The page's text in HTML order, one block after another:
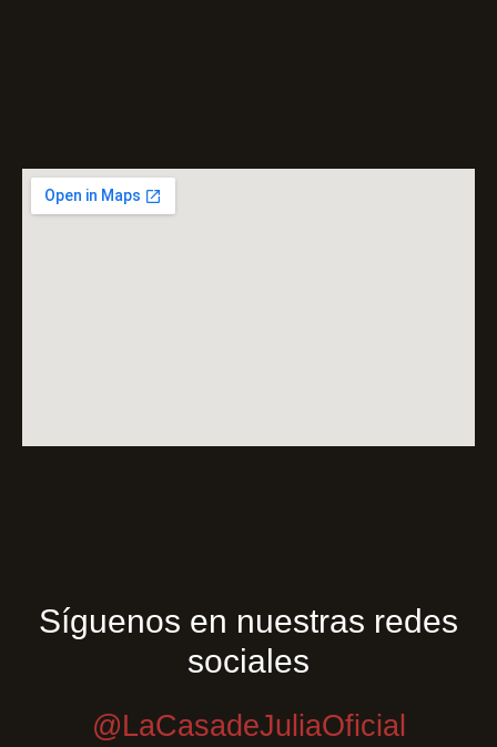
Síguenos en nuestras redes
sociales
@LaCasadeJuliaOficial